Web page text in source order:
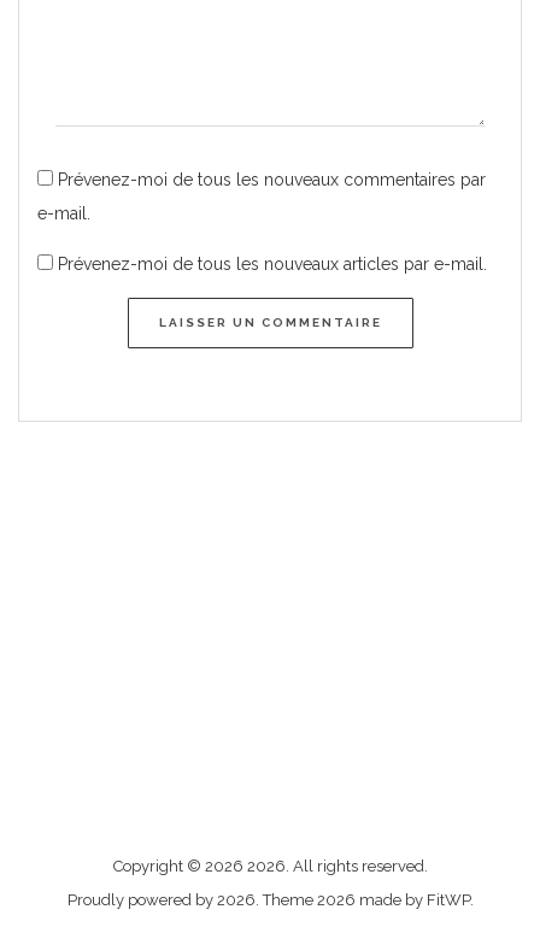
Prévenez-moi de tous les nouveaux commentaires par
e-mail.
Prévenez-moi de tous les nouveaux articles par e-mail.
LAISSER UN COMMENTAIRE
contacter
Copyright © 2026 2026. All rights reserved.
Proudly powered by 2026. Theme 2026 made by FitWP.